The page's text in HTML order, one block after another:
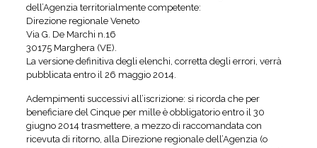
dell’Agenzia territorialmente competente:
Direzione regionale Veneto
Via G. De Marchi n.16
30175 Marghera (VE).
La versione definitiva degli elenchi, corretta degli errori, verrà
pubblicata entro il 26 maggio 2014.
Adempimenti successivi all’iscrizione: si ricorda che per
beneficiare del Cinque per mille è obbligatorio entro il 30
giugno 2014 trasmettere, a mezzo di raccomandata con
ricevuta di ritorno, alla Direzione regionale dell’Agenzia (o